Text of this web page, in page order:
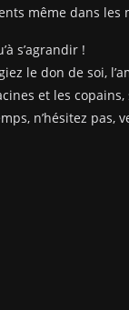
même dans les
s’agrandir !
le don de soi,
et les
n’hésitez pas,